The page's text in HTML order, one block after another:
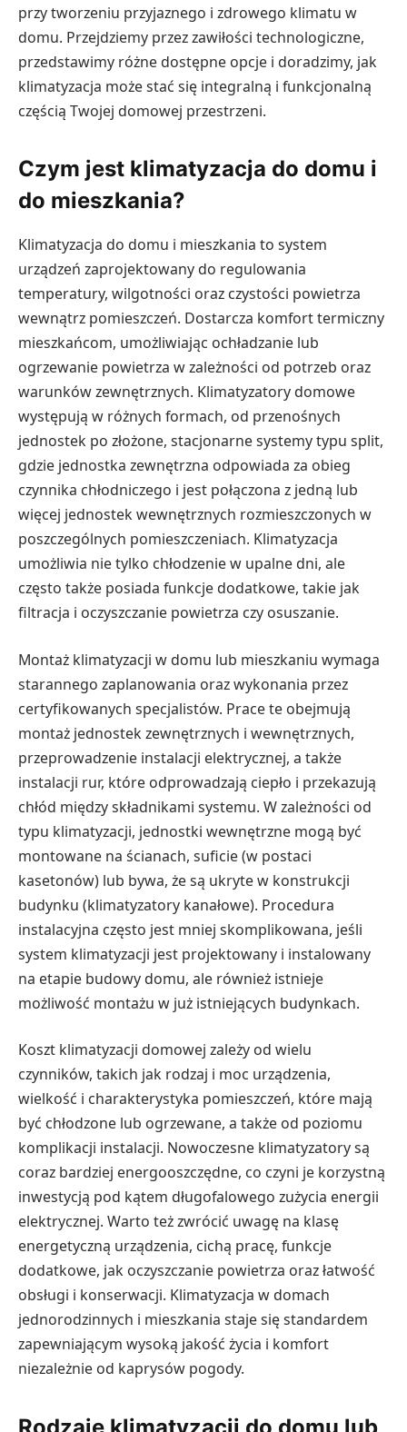
przy tworzeniu przyjaznego i zdrowego klimatu w
domu. Przejdziemy przez zawiłości technologiczne,
przedstawimy różne dostępne opcje i doradzimy, jak
klimatyzacja może stać się integralną i funkcjonalną
częścią Twojej domowej przestrzeni.
Czym jest klimatyzacja do domu i
do mieszkania?
Klimatyzacja do domu i mieszkania to system
urządzeń zaprojektowany do regulowania
temperatury, wilgotności oraz czystości powietrza
wewnątrz pomieszczeń. Dostarcza komfort termiczny
mieszkańcom, umożliwiając ochładzanie lub
ogrzewanie powietrza w zależności od potrzeb oraz
warunków zewnętrznych. Klimatyzatory domowe
występują w różnych formach, od przenośnych
jednostek po złożone, stacjonarne systemy typu split,
gdzie jednostka zewnętrzna odpowiada za obieg
czynnika chłodniczego i jest połączona z jedną lub
więcej jednostek wewnętrznych rozmieszczonych w
poszczególnych pomieszczeniach. Klimatyzacja
umożliwia nie tylko chłodzenie w upalne dni, ale
często także posiada funkcje dodatkowe, takie jak
filtracja i oczyszczanie powietrza czy osuszanie.
Montaż klimatyzacji w domu lub mieszkaniu wymaga
starannego zaplanowania oraz wykonania przez
certyfikowanych specjalistów. Prace te obejmują
montaż jednostek zewnętrznych i wewnętrznych,
przeprowadzenie instalacji elektrycznej, a także
instalacji rur, które odprowadzają ciepło i przekazują
chłód między składnikami systemu. W zależności od
typu klimatyzacji, jednostki wewnętrzne mogą być
montowane na ścianach, suficie (w postaci
kasetonów) lub bywa, że są ukryte w konstrukcji
budynku (klimatyzatory kanałowe). Procedura
instalacyjna często jest mniej skomplikowana, jeśli
system klimatyzacji jest projektowany i instalowany
na etapie budowy domu, ale również istnieje
możliwość montażu w już istniejących budynkach.
Koszt klimatyzacji domowej zależy od wielu
czynników, takich jak rodzaj i moc urządzenia,
wielkość i charakterystyka pomieszczeń, które mają
być chłodzone lub ogrzewane, a także od poziomu
komplikacji instalacji. Nowoczesne klimatyzatory są
coraz bardziej energooszczędne, co czyni je korzystną
inwestycją pod kątem długofalowego zużycia energii
elektrycznej. Warto też zwrócić uwagę na klasę
energetyczną urządzenia, cichą pracę, funkcje
dodatkowe, jak oczyszczanie powietrza oraz łatwość
obsługi i konserwacji. Klimatyzacja w domach
jednorodzinnych i mieszkania staje się standardem
zapewniającym wysoką jakość życia i komfort
niezależnie od kaprysów pogody.